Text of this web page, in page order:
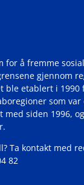
for å fremme
gjennom
ble etablert i 1990
som var
siden 1996,
Ta kontakt med
82